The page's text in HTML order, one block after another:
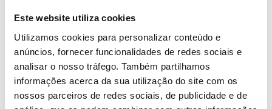
Este website utiliza cookies
Utilizamos cookies para personalizar conteúdo e
anúncios, fornecer funcionalidades de redes sociais e
analisar o nosso tráfego. Também partilhamos
informações acerca da sua utilização do site com os
nossos parceiros de redes sociais, de publicidade e de
REF. BI-PS-92843
desde 0.84€
Comprar
Hanover